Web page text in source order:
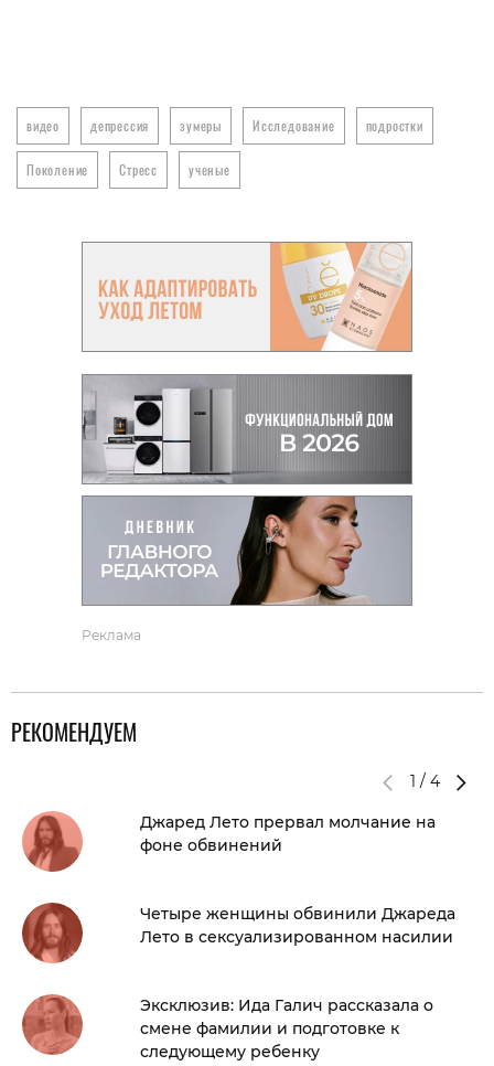
видео депрессия зумеры Исследование подростки
Поколение Стресс ученые
Реклама
РЕКОМЕНДУЕМ
1 / 4
Джаред Лето прервал молчание на
фоне обвинений
Четыре женщины обвинили Джареда
Лето в сексуализированном насилии
Эксклюзив: Ида Галич рассказала о
смене фамилии и подготовке к
следующему ребенку